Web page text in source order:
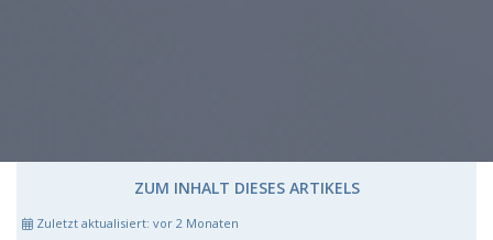
ZUM INHALT DIESES ARTIKELS
Zuletzt aktualisiert: vor 2 Monaten